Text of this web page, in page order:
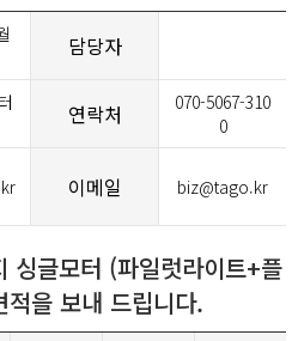
담당자
연락처
070-5067-310
0
이메일 biz@tago.kr
싱글모터 (파일럿라이트+플
적을 보내 드립니다.